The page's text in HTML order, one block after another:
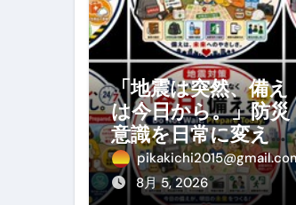
「地震は突然、備え
は今日から。」防災
意識を日常に変える
地震対策ステッカー
8月 5, 2026